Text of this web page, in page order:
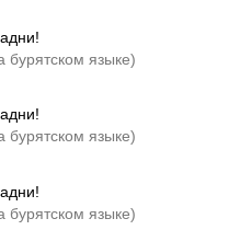
языке)
языке)
языке)